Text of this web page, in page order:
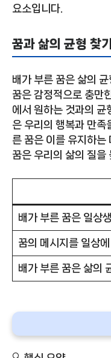
요소입니다.
꿈과 삶의 균형 찾기
배가 부른 꿈은 삶의
꿈은 감정적으로 충만
에서 원하는 것과의 균
은 우리의 행복과 만족
른 꿈은 이를 유지하는
꿈은 우리의 삶의 질을
배가 부른 꿈은 일상
꿈의 메시지를 일상
배가 부른 꿈은 삶의